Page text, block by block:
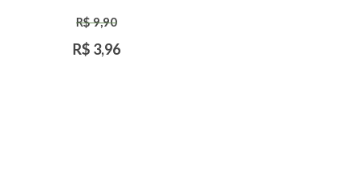
R$ 9,90
R$ 3,96